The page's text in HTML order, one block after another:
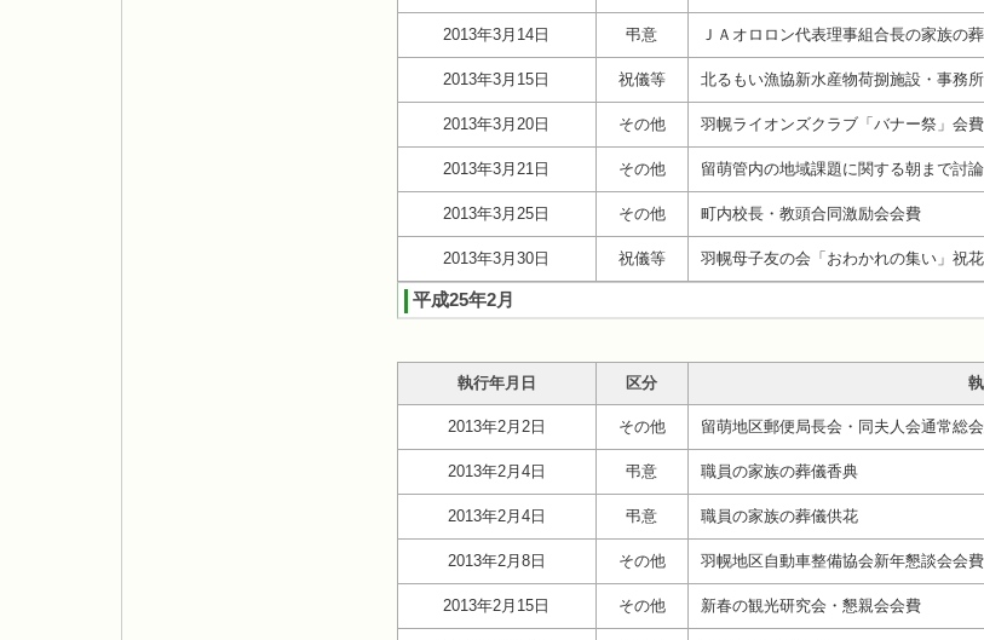
2013年3月14日 弔意 ＪＡオロロン代表理事組合長の家族の
2013年3月15日 祝儀等 北るもい漁協新水産物荷捌施設・事務
2013年3月20日 その他 羽幌ライオンズクラブ「バナー祭」会費
2013年3月21日 その他 留萌管内の地域課題に関する朝まで討
2013年3月25日 その他 町内校長・教頭合同激励会会費
2013年3月30日 祝儀等 羽幌母子友の会「おわかれの集い」祝花
平成25年2月
執行年月日 区分
2013年2月2日 その他 留萌地区郵便局長会・同夫人会通常総
2013年2月4日 弔意 職員の家族の葬儀香典
2013年2月4日 弔意 職員の家族の葬儀供花
2013年2月8日 その他 羽幌地区自動車整備協会新年懇談会会費
2013年2月15日 その他 新春の観光研究会・懇親会会費